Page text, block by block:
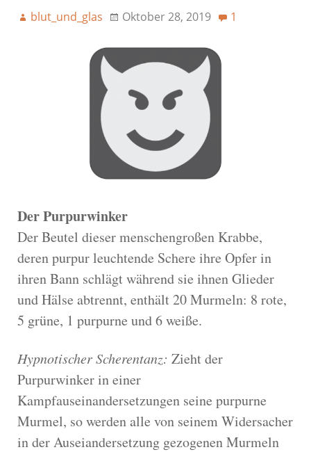
blut_und_glas Oktober 28, 2019 1
Der Purpurwinker
Der Beutel dieser menschengroßen Krabbe,
deren purpur leuchtende Schere ihre Opfer in
ihren Bann schlägt während sie ihnen Glieder
und Hälse abtrennt, enthält 20 Murmeln: 8 rote,
5 grüne, 1 purpurne und 6 weiße.
Hypnotischer Scherentanz: Zieht der
Purpurwinker in einer
Kampfauseinandersetzungen seine purpurne
Murmel, so werden alle von seinem Widersacher
in der Auseiandersetzung gezogenen Murmeln